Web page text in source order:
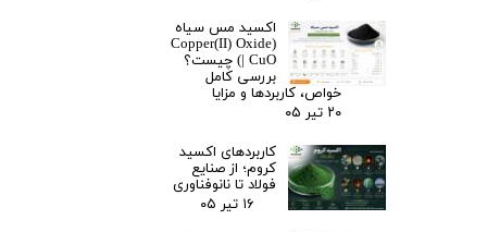
اکسید مس سیاه
(Copper(II) Oxide
| CuO) چیست؟
بررسی کامل
خواص، کاربردها و مزایا
۲۰ تیر ۰۵
کاربردهای اکسید
کروم؛ از صنایع
فولاد تا نانوفناوری
۱۶ تیر ۰۵